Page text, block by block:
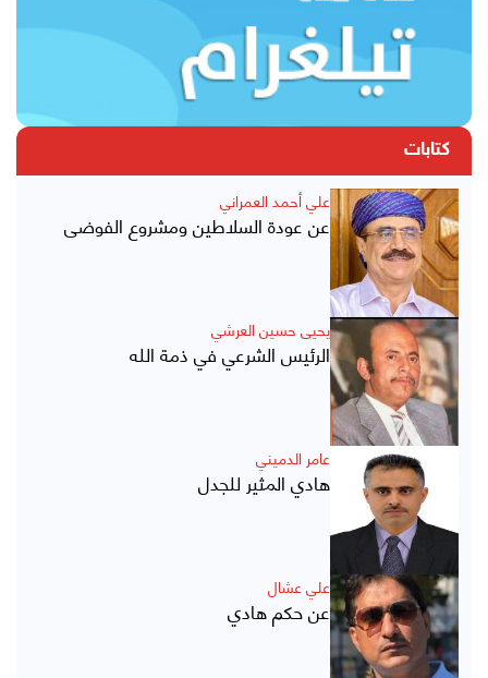
كتابات
علي أحمد العمراني
عن عودة السلاطين ومشروع الفوضى
يحيى حسين العرشي
الرئيس الشرعي في ذمة الله
عامر الدميني
هادي المثير للجدل
علي عشال
عن حكم هادي